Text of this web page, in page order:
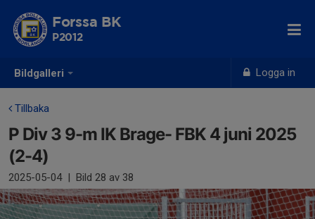
Bildgalleri Logga in
Forssa BK
P2012
Tillbaka
P Div 3 9-m IK Brage- FBK 4 juni 2025
(2-4)
2025-05-04 | Bild 28 av 38